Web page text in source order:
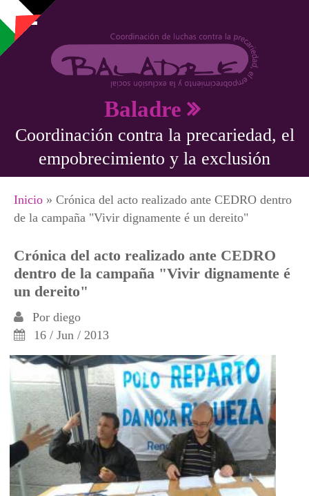
Pasar al contenido principal
Baladre
Coordinación contra la precariedad, el
empobrecimiento y la exclusión
Se encuentra usted aquí
Inicio » Crónica del acto realizado ante CEDRO dentro
de la campaña "Vivir dignamente é un dereito"
Crónica del acto realizado ante CEDRO
dentro de la campaña "Vivir dignamente é
un dereito"
Por diego
16 / Jun / 2013